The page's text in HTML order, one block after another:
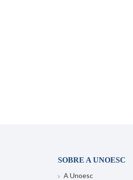
SOBRE A UNOESC
A Unoesc